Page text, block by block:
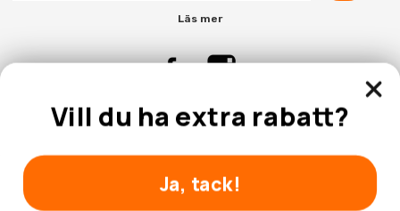
Läs mer
Kundtjänst
Vill du ha extra rabatt?
Ja, tack!